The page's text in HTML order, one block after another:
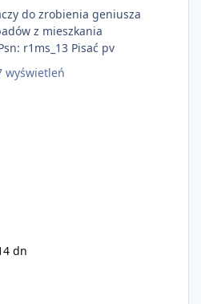
do zrobienia geniusza
z mieszkania
r1ms_13 Pisać pv
wyświetleń
4 dn